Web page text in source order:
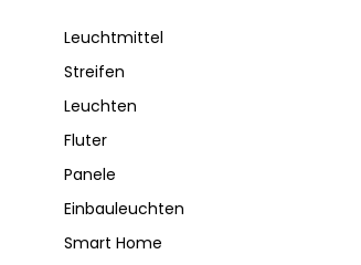
Leuchtmittel
Streifen
Leuchten
Fluter
Panele
Einbauleuchten
Smart Home